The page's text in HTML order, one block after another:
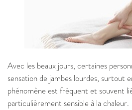
Avec les beaux jours, certaines
sensation de jambes lourdes, surtout
phénomène est fréquent et souvent
particulièrement sensible à la chaleur.